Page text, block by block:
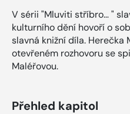
V sérii "Mluviti stříbro… "
kulturního dění hovoří o
slavná knižní díla. Herečka
otevřeném rozhovoru se
Maléřovou.
Přehled kapitol